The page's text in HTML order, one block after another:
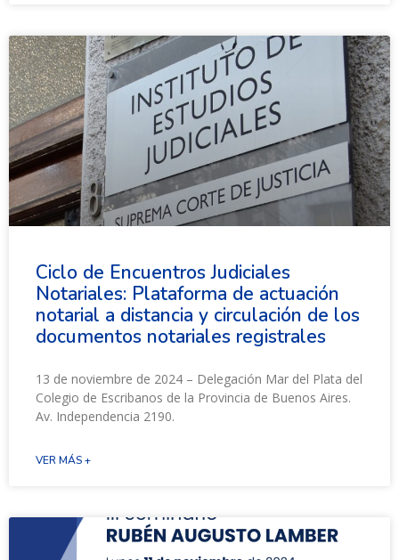
Ciclo de Encuentros Judiciales
Notariales: Plataforma de actuación
notarial a distancia y circulación de los
documentos notariales registrales
13 de noviembre de 2024 – Delegación Mar del Plata del
Colegio de Escribanos de la Provincia de Buenos Aires.
Av. Independencia 2190.
VER MÁS +